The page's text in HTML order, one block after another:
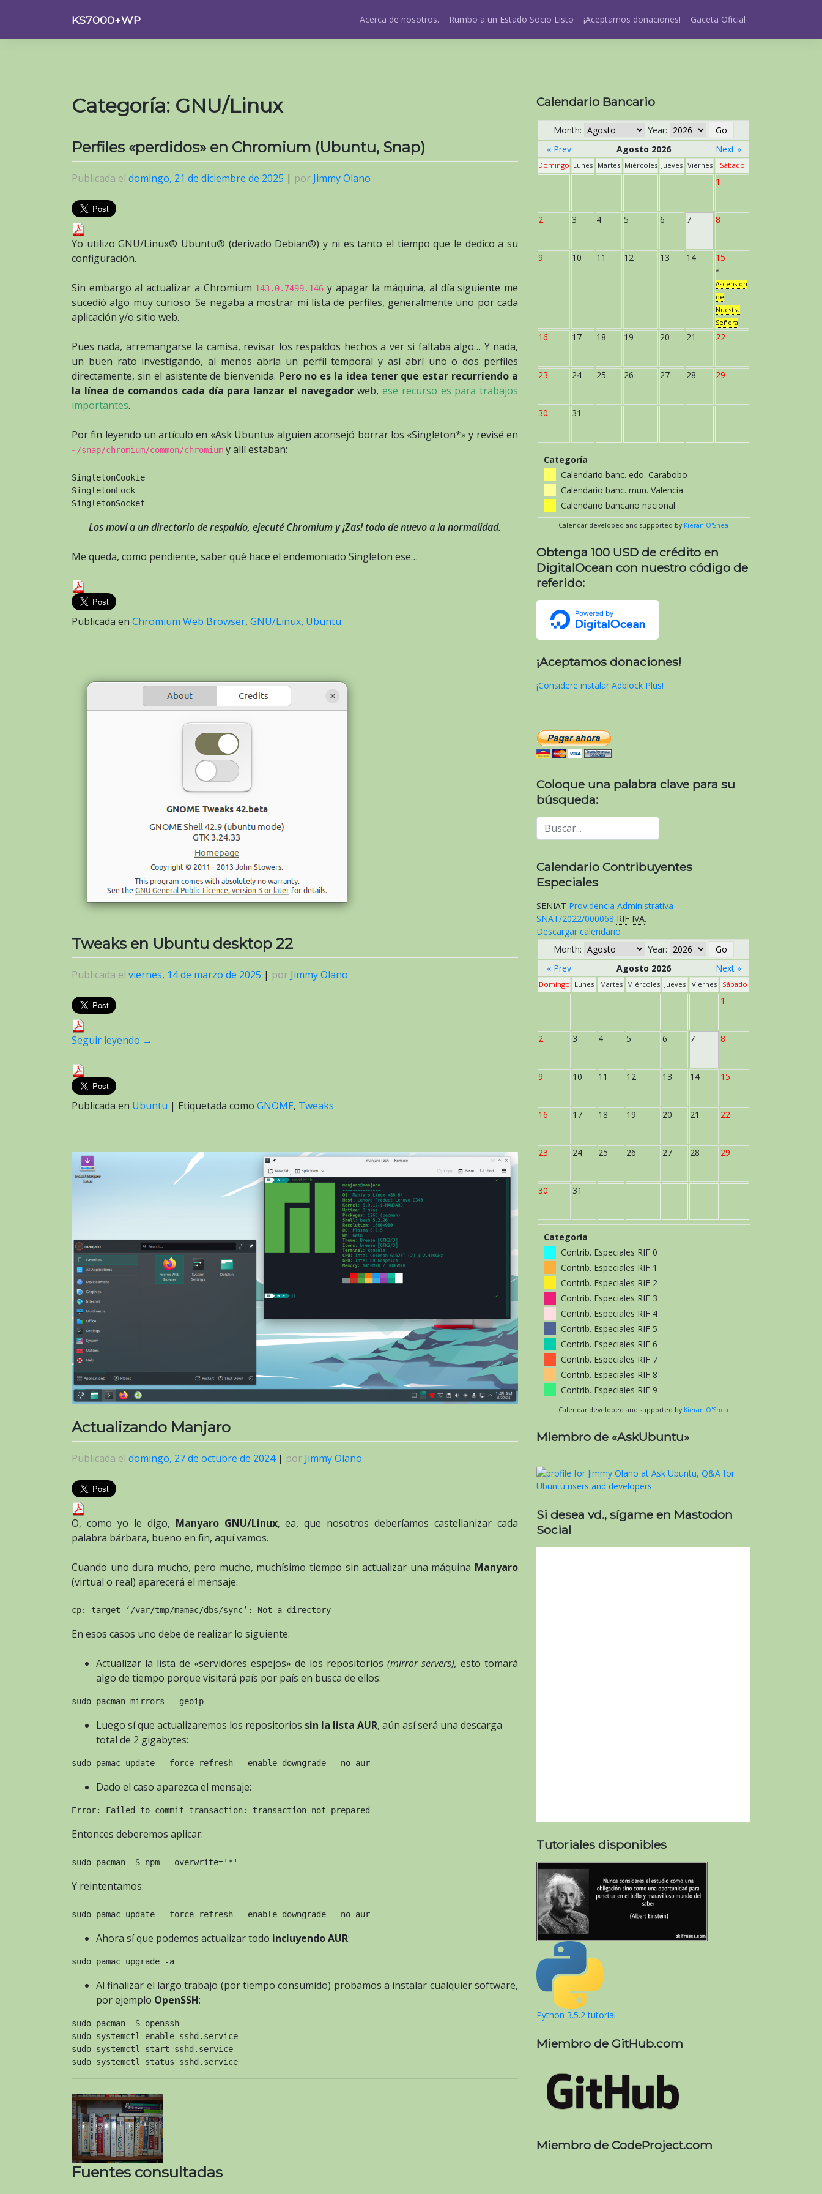
contenido
KS7000+WP Acerca de nosotros. Rumbo a un Estado Socio Listo ¡Aceptamos donaciones! Gaceta Oficial
Categoría: GNU/Linux
Perfiles «perdidos» en Chromium (Ubuntu, Snap)
Publicada el domingo, 21 de diciembre de 2025 | por Jimmy Olano
Yo utilizo GNU/Linux® Ubuntu® (derivado Debian®) y ni es tanto el tiempo que le dedico a su
configuración.
Sin embargo al actualizar a Chromium 143.0.7499.146 y apagar la máquina, al día siguiente me
sucedió algo muy curioso: Se negaba a mostrar mi lista de perfiles, generalmente uno por cada
aplicación y/o sitio web.
Pues nada, arremangarse la camisa, revisar los respaldos hechos a ver si faltaba algo… Y nada,
un buen rato investigando, al menos abría un perfil temporal y así abrí uno o dos perfiles
directamente, sin el asistente de bienvenida. Pero no es la idea tener que estar recurriendo a
la línea de comandos cada día para lanzar el navegadorweb,ese recurso es para trabajos
importantes.
Por fin leyendo un artículo en «Ask Ubuntu» alguien aconsejó borrar los «Singleton*» y revisé en
~/snap/chromium/common/chromium y allí estaban:
SingletonCookie
SingletonLock
SingletonSocket
Los moví a un directorio de respaldo, ejecuté Chromium y ¡Zas! todo de nuevo a la normalidad.
Me queda, como pendiente, saber qué hace el endemoniado Singleton ese…
Publicada en Chromium Web Browser, GNU/Linux, Ubuntu
Tweaks en Ubuntu desktop 22
Publicada el viernes, 14 de marzo de 2025 | por Jimmy Olano
Seguir leyendo →
Publicada en Ubuntu | Etiquetada como GNOME, Tweaks
Actualizando Manjaro
Publicada el domingo, 27 de octubre de 2024| por Jimmy Olano
O, como yo le digo, Manyaro GNU/Linux, ea, que nosotros deberíamos castellanizar cada
palabra bárbara, bueno en fin, aquí vamos.
Cuando uno dura mucho, pero mucho, muchísimo tiempo sin actualizar una máquina Manyaro
(virtual o real) aparecerá el mensaje:
cp: target ‘/var/tmp/mamac/dbs/sync’: Not a directory
En esos casos uno debe de realizar lo siguiente:
Actualizar la lista de «servidores espejos» de los repositorios (mirror servers), esto tomará
algo de tiempo porque visitará país por país en busca de ellos:
sudo pacman-mirrors --geoip
Luego sí que actualizaremos los repositorios sin la lista AUR, aún así será una descarga
total de 2 gigabytes:
sudo pamac update --force-refresh --enable-downgrade --no-aur
Dado el caso aparezca el mensaje:
Error: Failed to commit transaction: transaction not prepared
Entonces deberemos aplicar:
sudo pacman -S npm --overwrite='*'
Y reintentamos:
sudo pamac update --force-refresh --enable-downgrade --no-aur
Ahora sí que podemos actualizar todo incluyendo AUR:
sudo pamac upgrade -a
Al finalizar el largo trabajo (por tiempo consumido) probamos a instalar cualquier software,
por ejemplo OpenSSH:
sudo pacman -S openssh
sudo systemctl enable sshd.service
sudo systemctl start sshd.service
sudo systemctl status sshd.service
Fuentes consultadas
Calendario Bancario
Month:
Year:
« Prev
Agosto 2026 Next »
Domingo Lunes Martes Miércoles Jueves Viernes Sábado
1
2 3 4 5 6 7 8
9 10 11 12 13 14 15
*
Ascensión
de
Nuestra
Señora
16 17 18 19 20 21 22
23 24 25 26 27 28 29
30 31
Categoría
Calendario banc. edo. Carabobo
Calendario banc. mun. Valencia
Calendario bancario nacional
Calendar developed and supported by Kieran O'Shea
Obtenga 100 USD de crédito en
DigitalOcean con nuestro código de
referido:
¡Aceptamos donaciones!
¡Considere instalar Adblock Plus!
Coloque una palabra clave para su
búsqueda:
Calendario Contribuyentes
Especiales
SENIAT Providencia Administrativa
SNAT/2022/000068 RIF IVA.
Descargar calendario
Month:
Year:
« Prev
Agosto 2026 Next »
Domingo Lunes Martes Miércoles Jueves Viernes Sábado
1
2 3 4 5 6 7 8
9 10 11 12 13 14 15
16 17 18 19 20 21 22
23 24 25 26 27 28 29
30 31
Categoría
Contrib. Especiales RIF 0
Contrib. Especiales RIF 1
Contrib. Especiales RIF 2
Contrib. Especiales RIF 3
Contrib. Especiales RIF 4
Contrib. Especiales RIF 5
Contrib. Especiales RIF 6
Contrib. Especiales RIF 7
Contrib. Especiales RIF 8
Contrib. Especiales RIF 9
Calendar developed and supported by Kieran O'Shea
Miembro de «AskUbuntu»
Si desea vd., sígame en Mastodon
Social
Tutoriales disponibles
Python 3.5.2 tutorial
Miembro de GitHub.com
Miembro de CodeProject.com